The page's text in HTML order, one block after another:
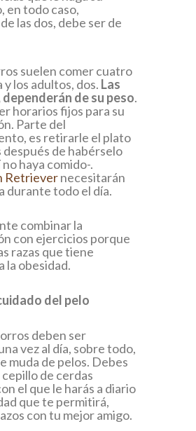
en todo caso,
las dos, debe ser de
suelen comer cuatro
y los adultos, dos. Las
de su peso.
horarios fijos para su
Parte del
es retirarle el plato
después de habérselo
haya comido-.
Retrievernecesitarán
durante todo el día.
combinar la
con ejercicios porque
razas que tiene
la obesidad.
del pelo
deben ser
vez al día, sobre todo,
muda de pelos. Debes
de cerdas
el que le harás a diario
que te permitirá,
con tu mejor amigo.